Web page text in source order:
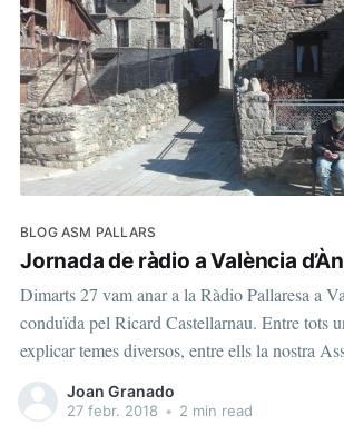
BLOG ASM PALLARS
Jornada de ràdio a València
Dimarts 27 vam anar a la Ràdio Pallaresa a
conduïda pel Ricard Castellarnau. Entre tots
explicar temes diversos, entre ells la nostra
mentals, l’estigma, els seus familiars i altres
quasi tots era la primera vegada que
Joan Granado
27 febr. 2018 • 2 min read